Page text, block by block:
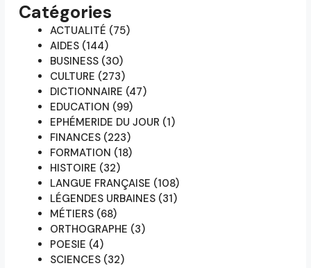
Catégories
ACTUALITÉ (75)
AIDES (144)
BUSINESS (30)
CULTURE (273)
DICTIONNAIRE (47)
EDUCATION (99)
EPHÉMERIDE DU JOUR (1)
FINANCES (223)
FORMATION (18)
HISTOIRE (32)
LANGUE FRANÇAISE (108)
LÉGENDES URBAINES (31)
MÉTIERS (68)
ORTHOGRAPHE (3)
POESIE (4)
SCIENCES (32)